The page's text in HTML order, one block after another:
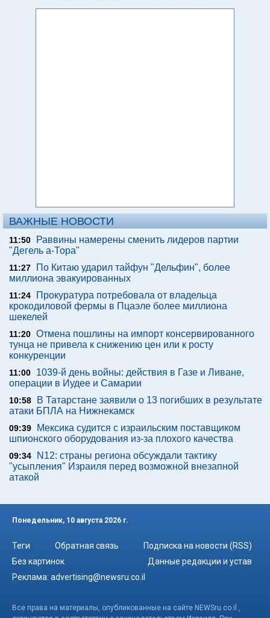
ВАЖНЫЕ НОВОСТИ
11:50
Раввины намерены сменить лидеров партии
"Дегель а-Тора"
11:27
По Китаю ударил тайфун "Дельфин", более
миллиона эвакуированных
11:24
Прокуратура потребовала от владельца
крокодиловой фермы в Пцаэле более миллиона
шекелей
11:20 Отмена пошлины на импорт консервированного
тунца не привела к снижению цен или к росту
конкуренции
11:00
1039-й день войны: действия в Газе и Ливане,
операции в Иудее и Самарии
10:58
В Татарстане заявили о 13 погибших в результате
атаки БПЛА на Нижнекамск
09:39
Мексика судится с израильским поставщиком
шпионского оборудования из-за плохого качества
09:34
N12: страны региона обсуждали тактику
"усыпления" Израиля перед возможной внезапной
атакой
Понедельник, 10 августа 2026 г.
Теги Обратная связь
Подписка на новости (RSS)
Без картинок
Данные редакции и устав
Реклама: advertising@newsru.co.il
Все права на материалы, опубликованные на сайте NEWSru.co.il ,